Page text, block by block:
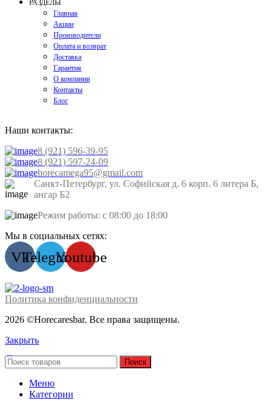
РАЗДЕЛЫ
Главная
Акции
Производители
Оплата и возврат
Доставка
Гарантия
О компании
Контакты
Блог
Наши контакты:
8 (921) 596-39-95
8 (921) 597-24-09
horecamega95@gmail.com
Санкт-Петербург, ул. Софийская д. 6 корп. 6 литера Б,
ангар Б2
Режим работы: с 08:00 до 18:00
Мы в социальных сетях:
VkTelegramYoutube
2026 ©Horecaresbar. Все права защищены.
Политика конфиденциальности
Закрыть
Поиск
Меню
Категории